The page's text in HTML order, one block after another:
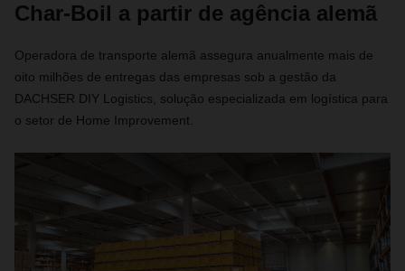
Char-Boil a partir de agência alemã
Operadora de transporte alemã assegura anualmente mais de
oito milhões de entregas das empresas sob a gestão da
DACHSER DIY Logistics, solução especializada em logística para
o setor de Home Improvement.